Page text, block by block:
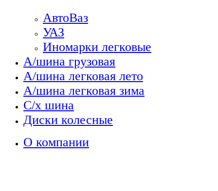
АвтоВаз
УАЗ
Иномарки легковые
А/шина грузовая
А/шина легковая лето
А/шина легковая зима
С/х шина
Диски колесные
О компании